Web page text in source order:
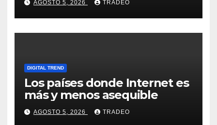
AGOSTO 5, 2026 TRADEO
DIGITAL TREND
Los países donde Internet es
más y menos asequible
AGOSTO 5, 2026 TRADEO